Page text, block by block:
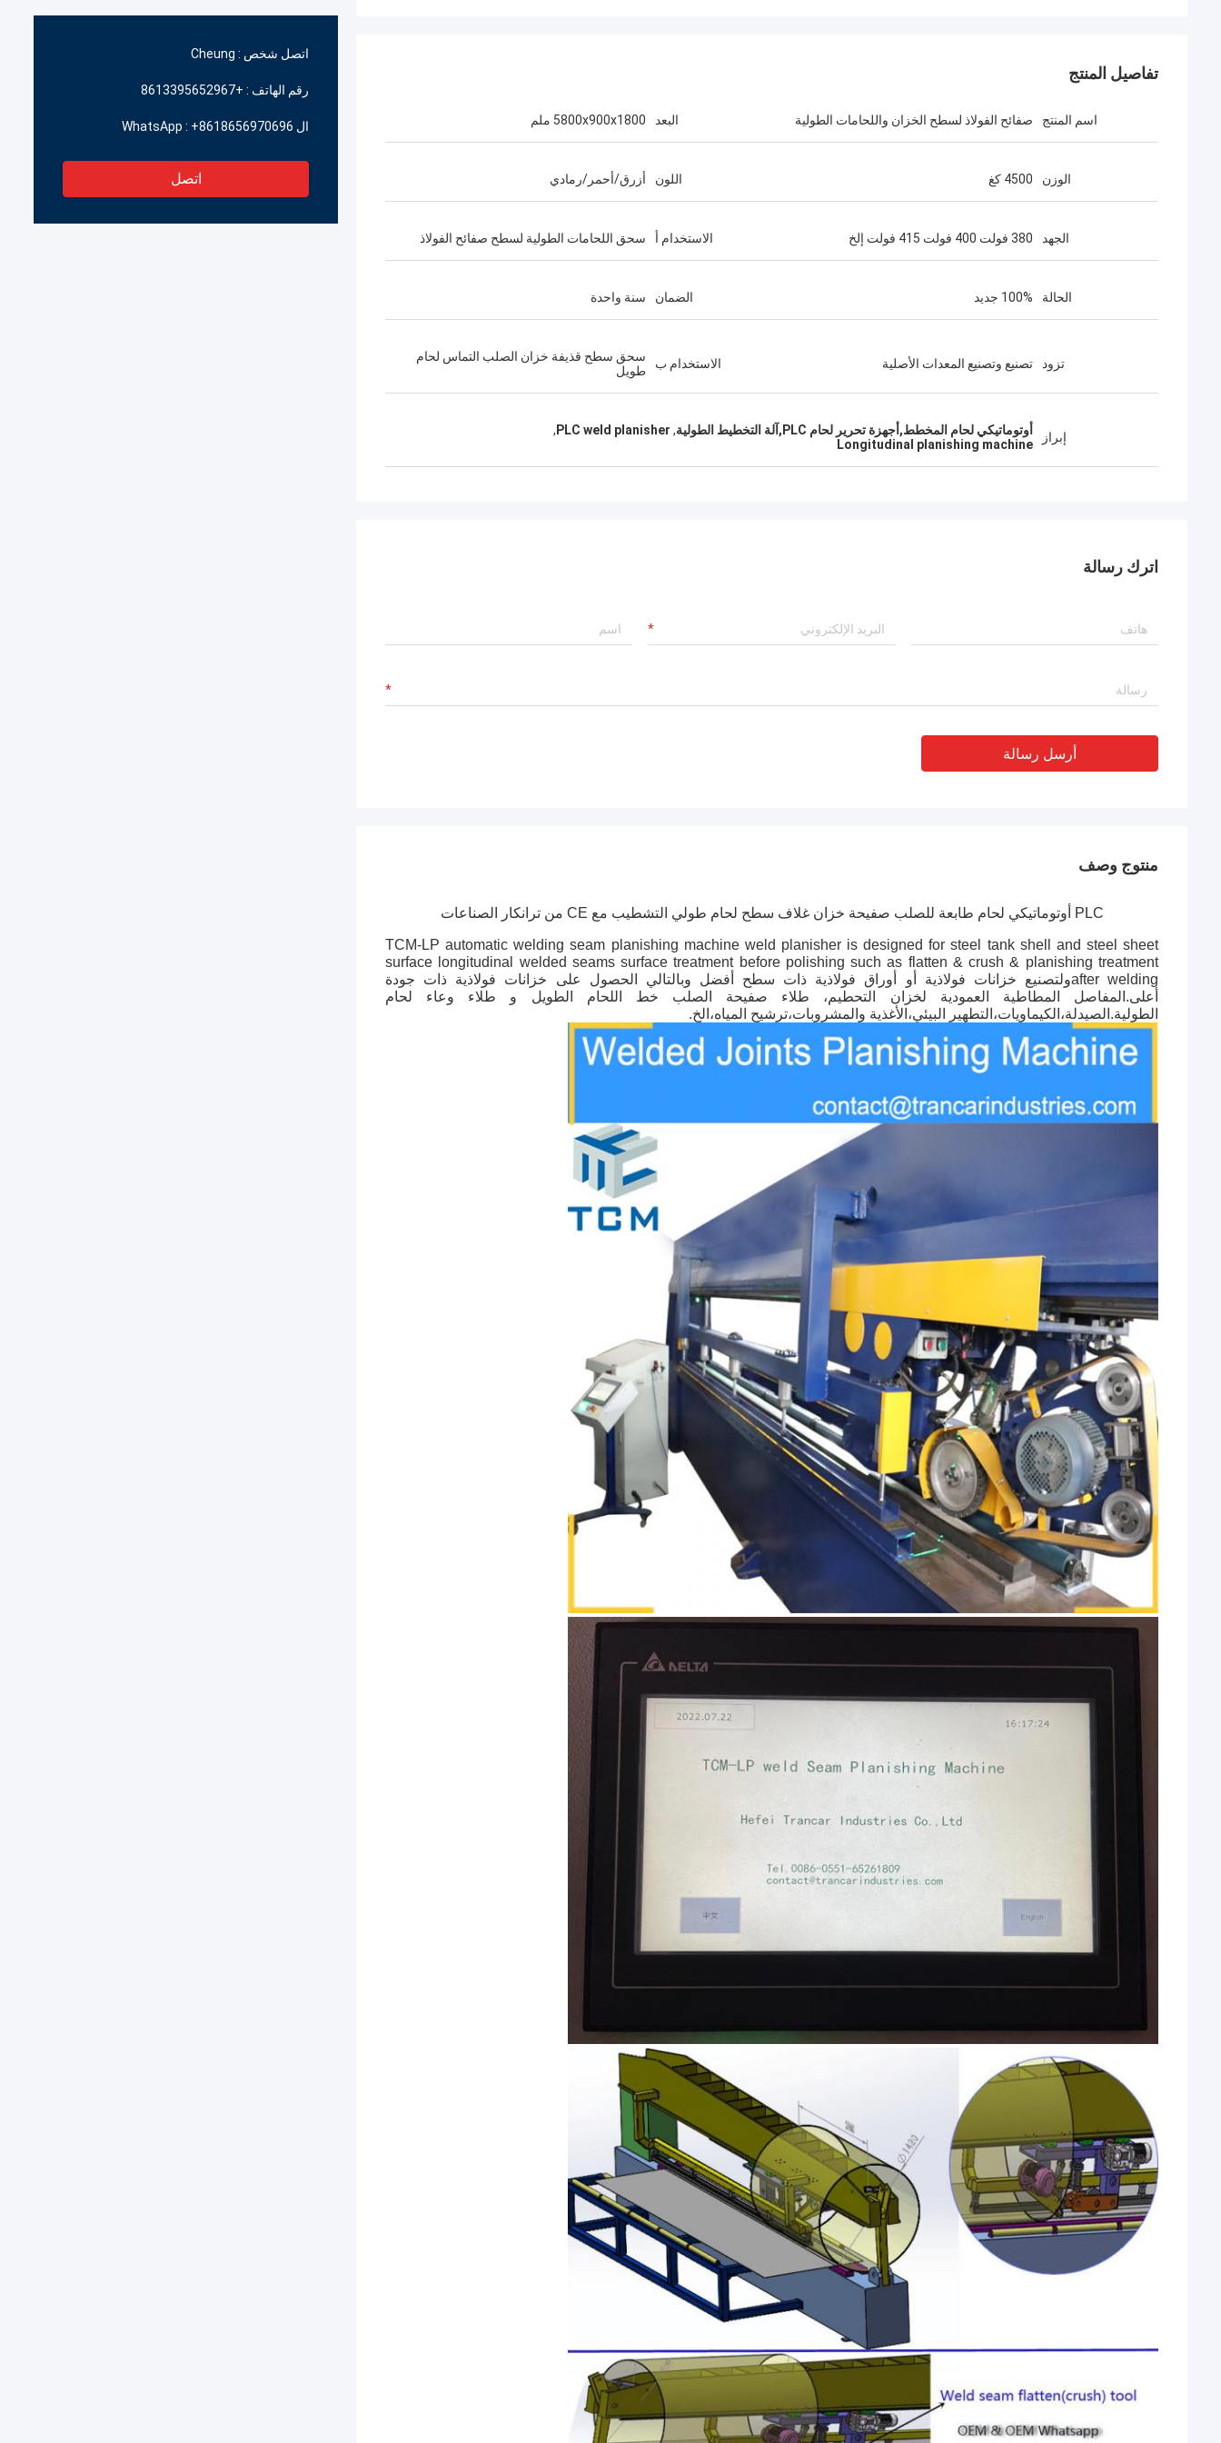
اتصل شخص : Cheung
رقم الهاتف : +8613395652967
ال WhatsApp : +8618656970696
اتصل
تفاصيل المنتج
اسم المنتج صفائح الفولاذ لسطح الخزان واللحامات الطولية البعد 5800x900x1800 ملم
الوزن 4500 كغ اللون أزرق/أحمر/رمادي
الجهد 380 فولت 400 فولت 415 فولت إلخ الاستخدام أ سحق اللحامات الطولية لسطح صفائح الفولاذ
الحالة 100% جديد الضمان سنة واحدة
تزود تصنيع وتصنيع المعدات الأصلية الاستخدام ب
سحق سطح قذيفة خزان الصلب التماس لحام
طويل
إبراز أوتوماتيكي لحام المخطط,أجهزة تحرير لحام PLC,آلة التخطيط الطولية ,
PLC weld planisher
,
Longitudinal planishing machine
اترك رسالة
أرسل رسالة
منتوج وصف
PLC أوتوماتيكي لحام طابعة للصلب صفيحة خزان غلاف سطح لحام طولي التشطيب مع CE من ترانكار الصناعات
TCM-LP automatic welding seam planishing machine weld planisher is designed for steel tank shell and steel sheet
surface longitudinal welded seams surface treatment before polishing such as flatten & crush & planishing treatment
after weldingولتصنيع خزانات فولاذية أو أوراق فولاذية ذات سطح أفضل وبالتالي الحصول على خزانات فولاذية ذات جودة
أعلى.المفاصل المطاطية العمودية لخزان التحطيم، طلاء صفيحة الصلب خط اللحام الطويل و طلاء وعاء لحام
الطولية. الصيدلة،الكيماويات،التطهير البيئي،الأغذية والمشروبات،ترشيح المياه،الخ.